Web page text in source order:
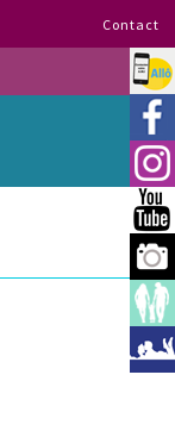
Contact
Allo